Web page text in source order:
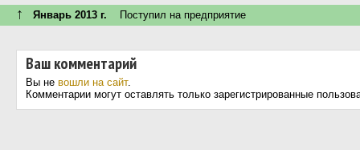
↑ Январь 2013 г. Поступил на предприятие
Ваш комментарий
Вы не вошли на сайт.
Комментарии могут оставлять только зарегистрированные